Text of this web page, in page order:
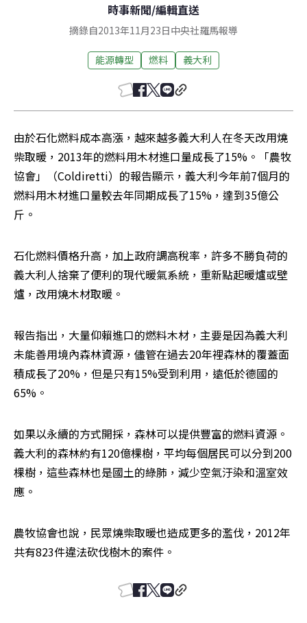
時事新聞/編輯直送
摘錄自2013年11月23日中央社羅馬報導
能源轉型 燃料 義大利
由於石化燃料成本高漲，越來越多義大利人在冬天改用燒
柴取暖，2013年的燃料用木材進口量成長了15%。「農牧
協會」（Coldiretti）的報告顯示，義大利今年前7個月的
燃料用木材進口量較去年同期成長了15%，達到35億公
斤。
石化燃料價格升高，加上政府調高稅率，許多不勝負荷的
義大利人捨棄了便利的現代暖氣系統，重新點起暖爐或壁
爐，改用燒木材取暖。
報告指出，大量仰賴進口的燃料木材，主要是因為義大利
未能善用境內森林資源，儘管在過去20年裡森林的覆蓋面
積成長了20%，但是只有15%受到利用，遠低於德國的
65%。
如果以永續的方式開採，森林可以提供豐富的燃料資源。
義大利的森林約有120億棵樹，平均每個居民可以分到200
棵樹，這些森林也是國土的綠肺，減少空氣汙染和溫室效
應。
農牧協會也說，民眾燒柴取暖也造成更多的濫伐，2012年
共有823件違法砍伐樹木的案件。